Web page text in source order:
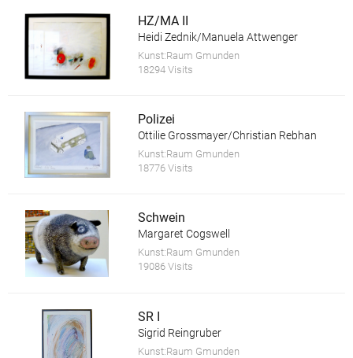
HZ/MA II
Heidi Zednik/Manuela Attwenger
Kunst:Raum Gmunden
18294 Visits
Polizei
Ottilie Grossmayer/Christian Rebhan
Kunst:Raum Gmunden
18776 Visits
Schwein
Margaret Cogswell
Kunst:Raum Gmunden
19086 Visits
SR I
Sigrid Reingruber
Kunst:Raum Gmunden